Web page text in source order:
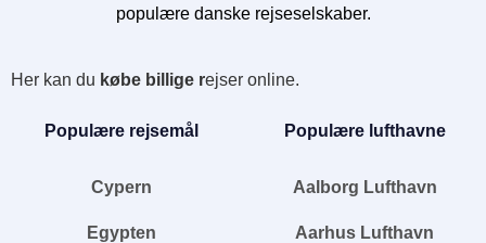
populære danske rejseselskaber.
Her kan du købe billige rejser online.
Populære rejsemål
Cypern
Egypten
Populære lufthavne
Aalborg Lufthavn
Aarhus Lufthavn